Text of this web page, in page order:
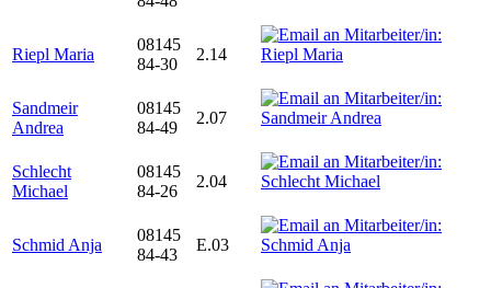
Riepl Maria
08145
84-30
2.14
Sandmeir
Andrea
08145
84-49
2.07
Schlecht
Michael
08145
84-26
2.04
Schmid Anja
08145
84-43
E.03